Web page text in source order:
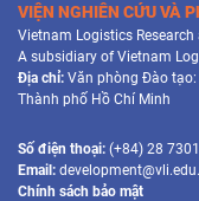
VIỆN NGHIÊN CỨU VÀ
Vietnam Logistics
A subsidiary of Vietnam
Địa chỉ: Văn phòng Đào tạo:
Thành phố Hồ Chí Minh
Số điện thoại: (+84) 28
Email:
Chính sách bảo mật